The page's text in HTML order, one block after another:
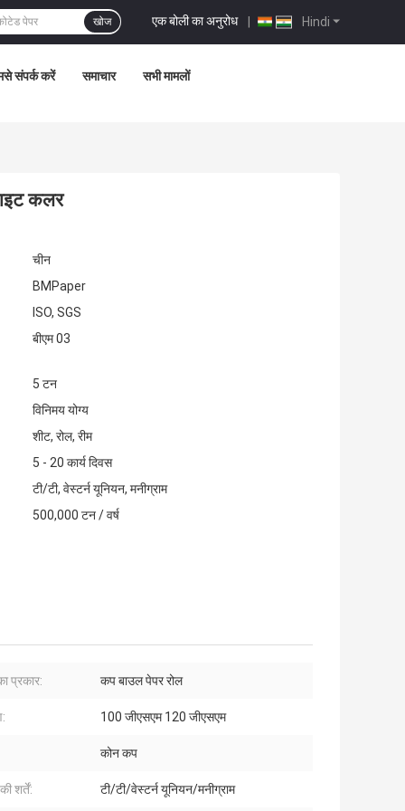
Hindi
एक बोली का अनुरोध |
खोज
संपर्क करें समाचार सभी मामलों
कलर
चीन
BMPaper
ISO, SGS
बीएम 03
5 टन
विनिमय योग्य
शीट, रोल, रीम
5 - 20 कार्य दिवस
टी/टी, वेस्टर्न यूनियन, मनीग्राम
500,000 टन / वर्ष
प्रकार: कप बाउल पेपर रोल
100 जीएसएम 120 जीएसएम
कोन कप
शर्तें: टी/टी/वेस्टर्न यूनियन/मनीग्राम